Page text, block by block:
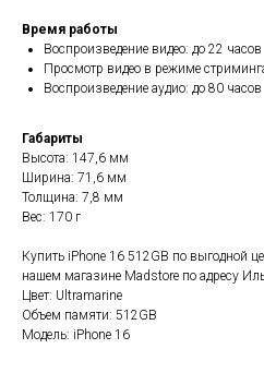
Время работы
Воспроизведение видео: до 22 часов
Просмотр видео в режиме
Воспроизведение аудио: до 80 часов
Габариты
Высота: 147,6 мм
Ширина: 71,6 мм
Толщина: 7,8 мм
Вес: 170 г
Купить iPhone 16 512GB по выгодной
нашем магазине Madstore по адресу
Цвет: Ultramarine
Объем памяти: 512GB
Модель: iPhone 16